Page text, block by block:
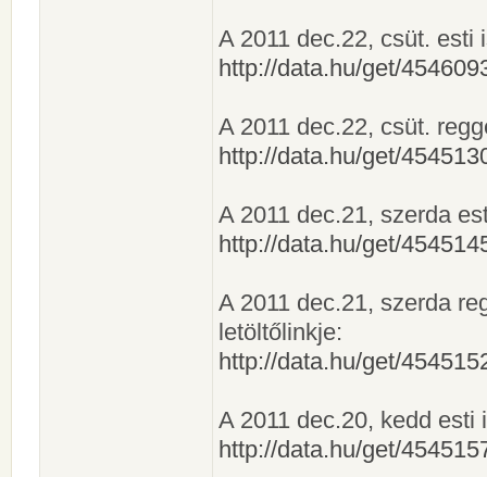
A 2011 dec.22, csüt. esti
http://data.hu/get/
A 2011 dec.22, csüt.
http://data.hu/get/
A 2011 dec.21, szerda
http://data.hu/get/
A 2011 dec.21, szerda
letöltőlinkje:
http://data.hu/get/
A 2011 dec.20, kedd
http://data.hu/get/